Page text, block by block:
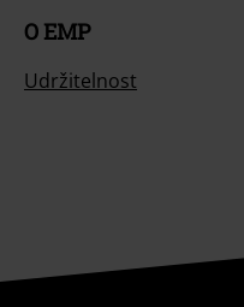
O EMP
Udržitelnost